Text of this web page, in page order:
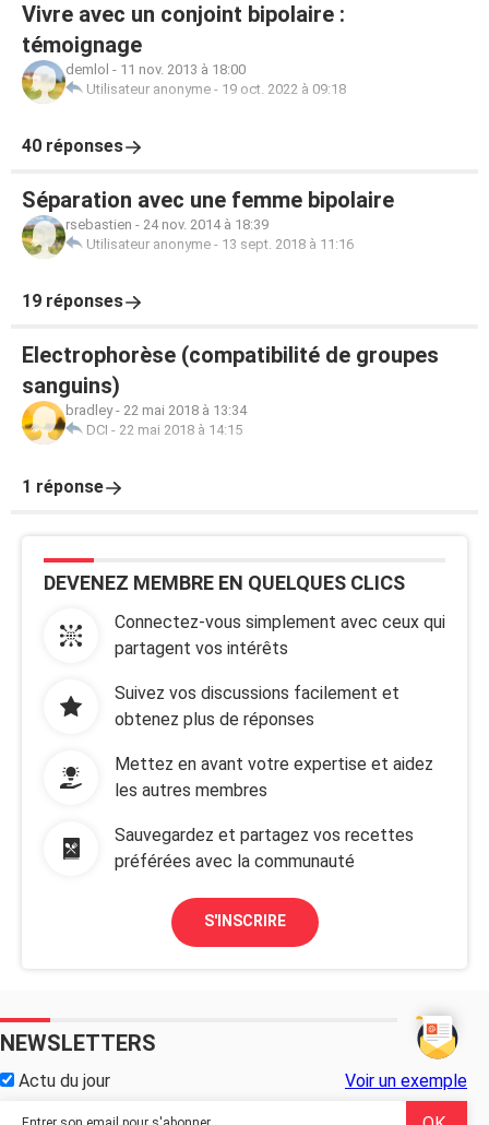
Vivre avec un conjoint bipolaire :
témoignage
demlol - 11 nov. 2013 à 18:00
Utilisateur anonyme - 19 oct. 2022 à 09:18
40 réponses
Séparation avec une femme bipolaire
rsebastien - 24 nov. 2014 à 18:39
Utilisateur anonyme - 13 sept. 2018 à 11:16
19 réponses
Electrophorèse (compatibilité de groupes
sanguins)
bradley- 22 mai 2018 à 13:34
DCI - 22 mai 2018 à 14:15
1 réponse
DEVENEZ MEMBRE EN QUELQUES CLICS
Connectez-vous simplement avec ceux qui
partagent vos intérêts
Suivez vos discussions facilement et
obtenez plus de réponses
Mettez en avant votre expertise et aidez
les autres membres
Sauvegardez et partagez vos recettes
préférées avec la communauté
S'INSCRIRE
NEWSLETTERS
Actu du jour Voir un exemple